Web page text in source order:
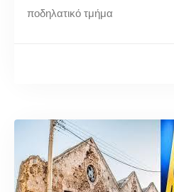
ποδηλατικό τμήμα